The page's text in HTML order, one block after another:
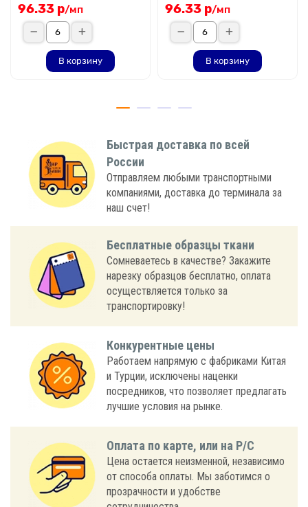
96.33 р/мп
В корзину
96.33 р/мп
В корзину
Быстрая доставка по всей
России
Отправляем любыми транспортными
компаниями, доставка до терминала за
наш счет!
Бесплатные образцы ткани
Сомневаетесь в качестве? Закажите
нарезку образцов бесплатно, оплата
осуществляется только за
транспортировку!
Конкурентные цены
Работаем напрямую с фабриками Китая
и Турции, исключены наценки
посредников, что позволяет предлагать
лучшие условия на рынке.
Оплата по карте, или на Р/С
Цена остается неизменной, независимо
от способа оплаты. Мы заботимся о
прозрачности и удобстве